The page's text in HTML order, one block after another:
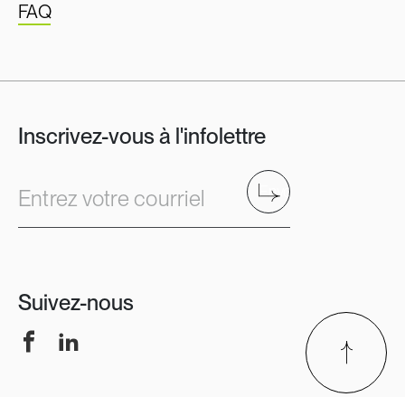
FAQ
Inscrivez-vous à l'infolettre
Entrez votre courriel Envoyer
Suivez-nous
FacebookLinkedIn